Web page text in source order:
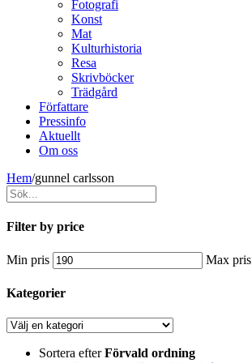
Fotografi
Konst
Mat
Kulturhistoria
Resa
Skrivböcker
Trädgård
Författare
Pressinfo
Aktuellt
Om oss
Hem/gunnel carlsson
Filter by price
Min pris Max pris
Kategorier
Sortera efterFörvald ordning